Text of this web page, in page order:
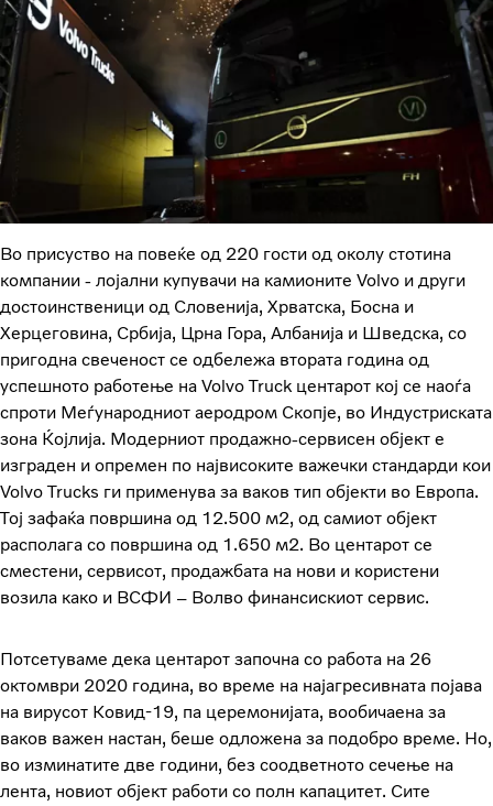
Во присуство на повеќе од 220 гости од околу стотина
компании - лојални купувачи на камионите Volvo и други
достоинственици од Словенија, Хрватска, Босна и
Херцеговина, Србија, Црна Гора, Албанија и Шведска, со
пригодна свеченост се одбележа втората година од
успешното работење на Volvo Truck центарот кој се наоѓа
спроти Меѓународниот аеродром Скопје, во Индустриската
зона Ќојлија. Модерниот продажно-сервисен објект е
изграден и опремен по највисоките важечки стандарди кои
Volvo Trucks ги применува за ваков тип објекти во Европа.
Тој зафаќа површина од 12.500 м2, од самиот објект
располага со површина од 1.650 м2. Во центарот се
сместени, сервисот, продажбата на нови и користени
возила како и ВСФИ – Волво финансискиот сервис.
Потсетуваме дека центарот започна со работа на 26
октомври 2020 година, во време на најагресивната појава
на вирусот Ковид-19, па церемонијата, вообичаена за
ваков важен настан, беше одложена за подобро време. Но,
во изминатите две години, без соодветното сечење на
лента, новиот објект работи со полн капацитет. Сите